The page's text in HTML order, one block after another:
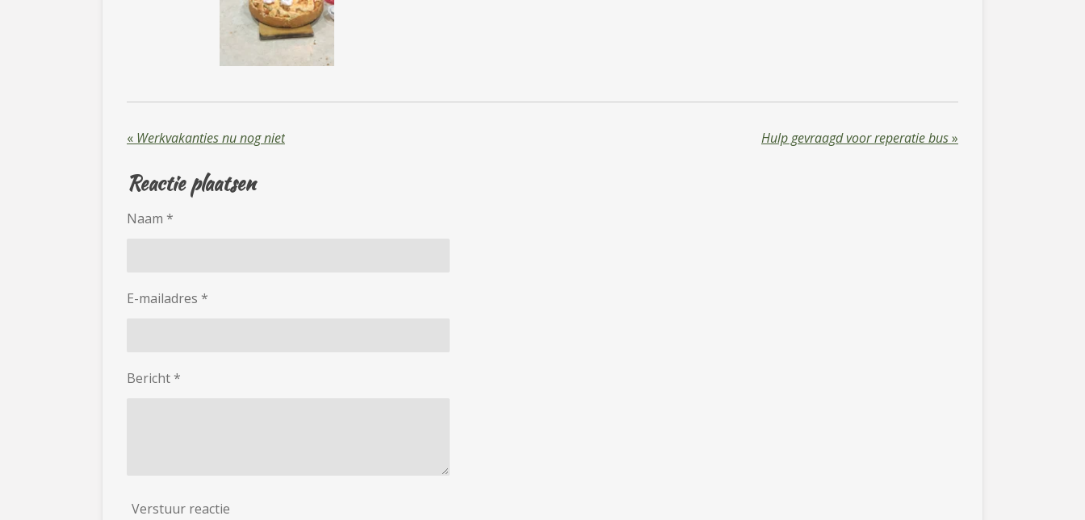
« Werkvakanties nu nog niet Hulp gevraagd voor reperatie bus»
Reactie plaatsen
Naam *
E-mailadres *
Bericht *
Verstuur reactie